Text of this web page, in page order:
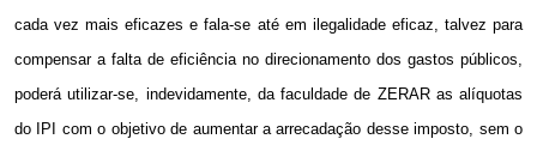
cada vez mais eficazes e fala-se até em ilegalidade eficaz, talvez para
compensar a falta de eficiência no direcionamento dos gastos públicos,
poderá utilizar-se, indevidamente, da faculdade de ZERAR as alíquotas
do IPI com o objetivo de aumentar a arrecadação desse imposto, sem o